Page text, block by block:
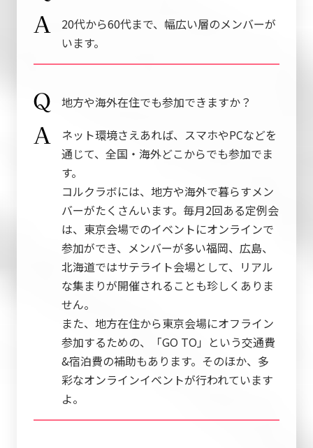
20代から60代まで、幅広い層のメンバーが
います。
地方や海外在住でも参加できますか？
ネット環境さえあれば、スマホやPCなどを
通じて、全国・海外どこからでも参加でま
す。
コルクラボには、地方や海外で暮らすメン
バーがたくさんいます。毎月2回ある定例会
は、東京会場でのイベントにオンラインで
参加ができ、メンバーが多い福岡、広島、
北海道ではサテライト会場として、リアル
な集まりが開催されることも珍しくありま
せん。
また、地方在住から東京会場にオフライン
参加するための、「GO TO」という交通費
&宿泊費の補助もあります。そのほか、多
彩なオンラインイベントが行われています
よ。